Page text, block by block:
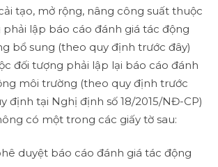
tạo, mở rộng, nâng công suất thuộc
phải lập báo cáo đánh giá tác động
bổ sung (theo quy định trước đây)
đối tượng phải lập lại báo cáo đánh
môi trường (theo quy định trước
định tại Nghị định số 18/2015/NĐ-CP)
có một trong các giấy tờ sau:
duyệt báo cáo đánh giá tác động